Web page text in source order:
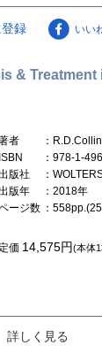
録 いい
& Treatment
者
：
ISBN
：978-1-
版社
：
版年
：2018年
ージ数 ：
定価 14,575円(本体
詳しく見る